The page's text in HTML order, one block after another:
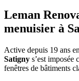
Leman
menuisier à
Active depuis 19 ans
Satigny s’est imposée
fenêtres de bâtiments